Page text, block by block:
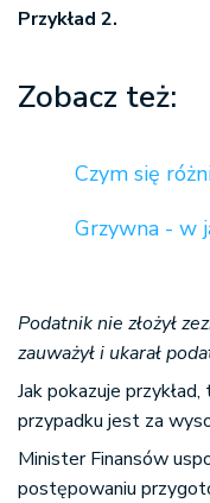
Przykład 2.
Zobacz też:
Czym się
Grzywna - w
Podatnik nie złożył
zauważył i ukarał
Jak pokazuje
przypadku jest za
Minister Finansów
postępowaniu